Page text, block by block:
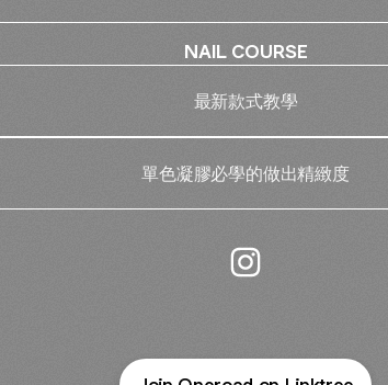
NAIL COURSE
最新款式教學
單色凝膠必學的做出精緻度